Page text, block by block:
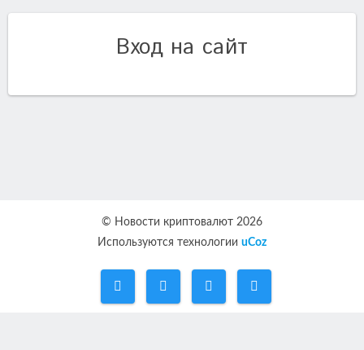
Вход на сайт
© Новости криптовалют 2026
Используются технологии uCoz